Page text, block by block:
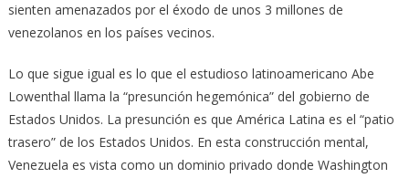
sienten amenazados por el éxodo de unos 3 millones de
venezolanos en los países vecinos.
Lo que sigue igual es lo que el estudioso latinoamericano Abe
Lowenthal llama la “presunción hegemónica” del gobierno de
Estados Unidos. La presunción es que América Latina es el “patio
trasero” de los Estados Unidos. En esta construcción mental,
Venezuela es vista como un dominio privado donde Washington